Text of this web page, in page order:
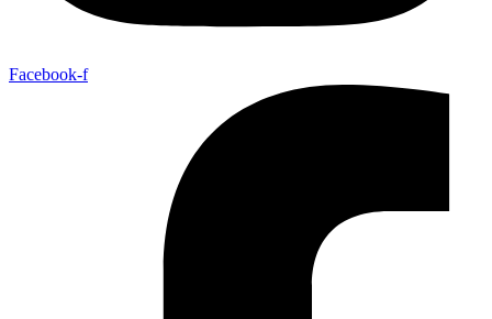
Facebook-f